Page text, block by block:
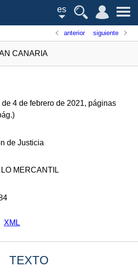
es
anterior siguiente
CANARIA
de 4 de febrero de 2021, páginas
)
de Justicia
MERCANTIL
XML
TEXTO